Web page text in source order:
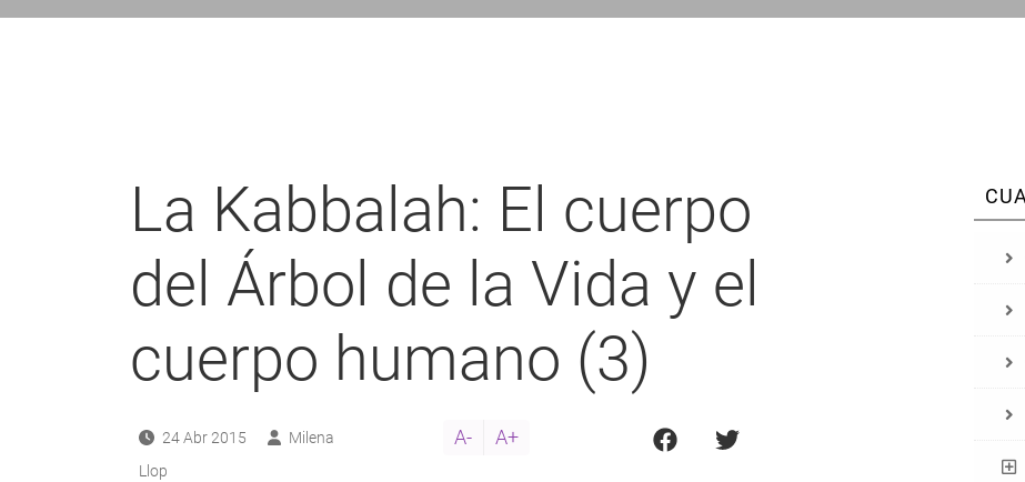
navegación
La Kabbalah: El cuerpo
del Árbol de la Vida y el
cuerpo humano (3)
24 Abr 2015
Milena
Llop
A- A+